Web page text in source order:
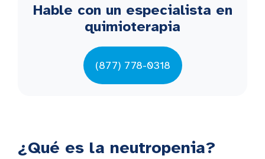
Hable con un especialista en
quimioterapia
(877) 778-0318
¿Qué es la neutropenia?